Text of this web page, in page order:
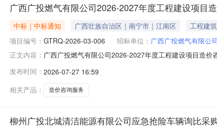
广西广投燃气有限公司2026-2027年度工程建设项目
中标｜中标通知 广西壮族自治区｜南宁市｜江南区
工程建筑
项目编号： GTRQ-2026-03-006 招标单位： 广西广投燃气有限公
正文内容： 广西广投燃气有限公司2026-2027年度工程建设项目造
取费3.9‰基准下浮50%，货物类造价取费1.5‰基准下浮
发布时间： 2026-07-27 16:59
相关产品：
造价咨询服务
柳州广投北城清洁能源有限公司应急抢险车辆询比采